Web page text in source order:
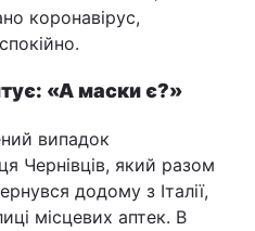
Війна
Політика
коронавірус,
«А маски є?»
випадок
Чернівців, який разом
додому з Італії,
місцевих аптек. В